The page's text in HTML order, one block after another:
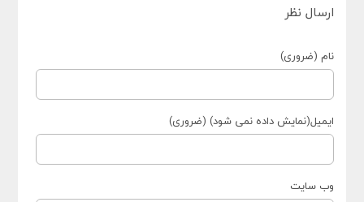
ارسال نظر
نام (ضروری)
ایمیل(نمایش داده نمی شود) (ضروری)
وب سایت